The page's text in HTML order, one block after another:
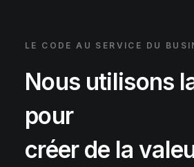
LE CODE AU SERVICE DU
Nous utilisons
pour
créer de la